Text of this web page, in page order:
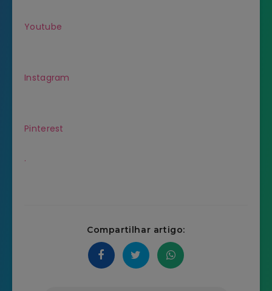
Youtube
Instagram
Pinterest
.
Compartilhar artigo: